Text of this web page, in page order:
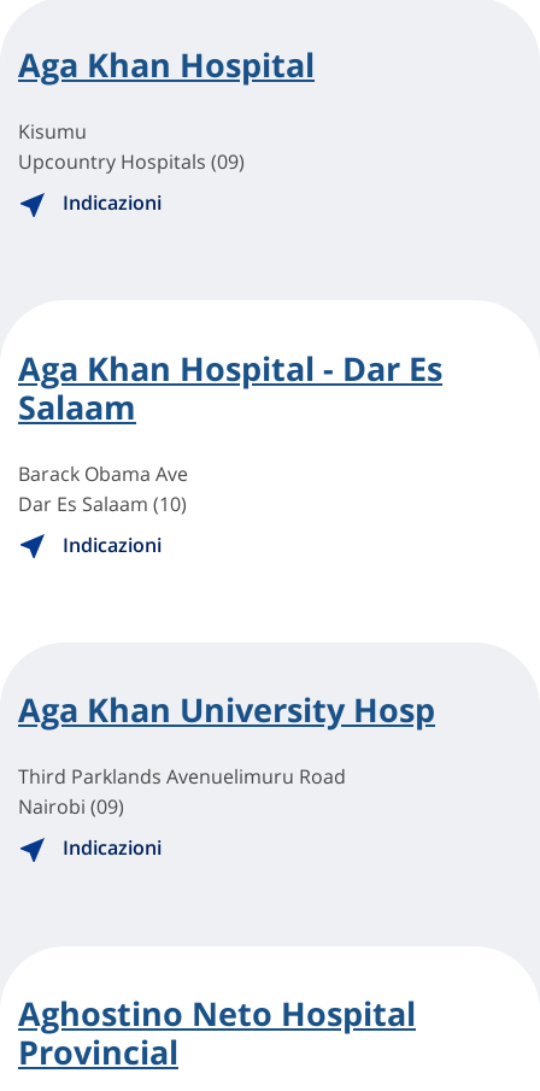
Aga Khan Hospital
Kisumu
Upcountry Hospitals (09)
Indicazioni
Aga Khan Hospital - Dar Es
Salaam
Barack Obama Ave
Dar Es Salaam (10)
Indicazioni
Aga Khan University Hosp
Third Parklands Avenuelimuru Road
Nairobi (09)
Indicazioni
Aghostino Neto Hospital
Provincial